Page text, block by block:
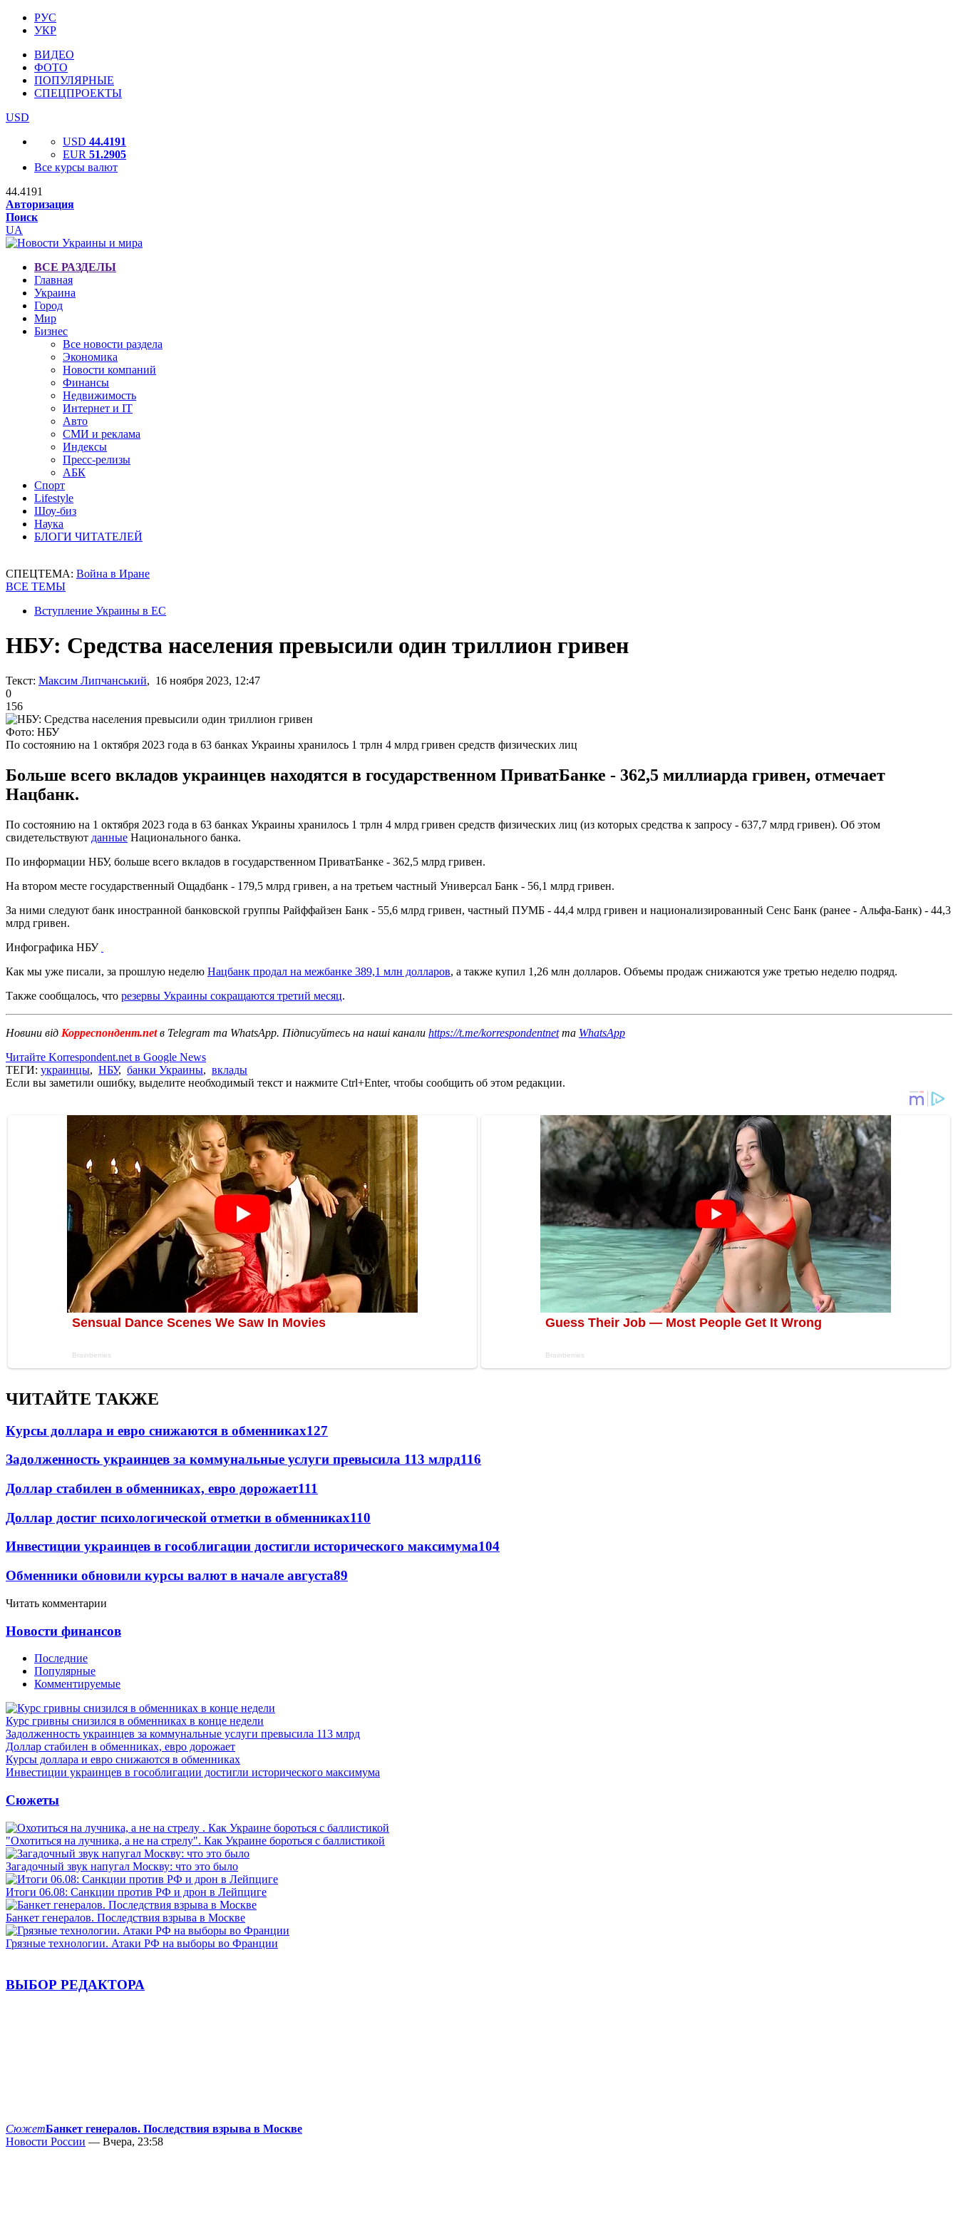
РУС
УКР
ВИДЕО
ФОТО
ПОПУЛЯРНЫЕ
СПЕЦПРОЕКТЫ
USD
USD 44.4191
EUR 51.2905
Все курсы валют
44.4191
Авторизация
Поиск
UA
ВСЕ РАЗДЕЛЫ
Главная
Украина
Город
Мир
Бизнес
Все новости раздела
Экономика
Новости компаний
Финансы
Недвижимость
Интернет и IT
Авто
СМИ и реклама
Индексы
Пресс-релизы
АБК
Спорт
Lifestyle
Шоу-биз
Наука
БЛОГИ ЧИТАТЕЛЕЙ
СПЕЦТЕМА: Война в Иране
ВСЕ ТЕМЫ
Вступление Украины в ЕС
НБУ: Средства населения превысили один триллион гривен
Текст: Максим Липчанський, 16 ноября 2023, 12:47
0
156
Фото: НБУ
По состоянию на 1 октября 2023 года в 63 банках Украины хранилось 1 трлн 4 млрд гривен средств физических лиц
Больше всего вкладов украинцев находятся в государственном ПриватБанке - 362,5 миллиарда гривен, отмечает
Нацбанк.
По состоянию на 1 октября 2023 года в 63 банках Украины хранилось 1 трлн 4 млрд гривен средств физических лиц (из которых средства к запросу - 637,7 млрд гривен). Об этом
свидетельствуют данные Национального банка.
По информации НБУ, больше всего вкладов в государственном ПриватБанке - 362,5 млрд гривен.
На втором месте государственный Ощадбанк - 179,5 млрд гривен, а на третьем частный Универсал Банк - 56,1 млрд гривен.
За ними следуют банк иностранной банковской группы Райффайзен Банк - 55,6 млрд гривен, частный ПУМБ - 44,4 млрд гривен и национализированный Сенс Банк (ранее - Альфа-Банк) - 44,3
млрд гривен.
Инфографика НБУ
Как мы уже писали, за прошлую неделю Нацбанк продал на межбанке 389,1 млн долларов, а также купил 1,26 млн долларов. Объемы продаж снижаются уже третью неделю подряд.
Также сообщалось, что резервы Украины сокращаются третий месяц.
Новини від Корреспондент.netв Telegram та WhatsApp. Підписуйтесь на наші канали https://t.me/korrespondentnetта WhatsApp
Читайте Korrespondent.net в Google News
ТЕГИ: украинцы, НБУ, банки Украины, вклады
Если вы заметили ошибку, выделите необходимый текст и нажмите Ctrl+Enter, чтобы сообщить об этом редакции.
ЧИТАЙТЕ ТАКЖЕ
Курсы доллара и евро снижаются в обменниках127
Задолженность украинцев за коммунальные услуги превысила 113 млрд116
Доллар стабилен в обменниках, евро дорожает111
Доллар достиг психологической отметки в обменниках110
Инвестиции украинцев в гособлигации достигли исторического максимума104
Обменники обновили курсы валют в начале августа89
Читать комментарии
Новости финансов
Последние
Популярные
Комментируемые
Курс гривны снизился в обменниках в конце недели
Задолженность украинцев за коммунальные услуги превысила 113 млрд
Доллар стабилен в обменниках, евро дорожает
Курсы доллара и евро снижаются в обменниках
Инвестиции украинцев в гособлигации достигли исторического максимума
Сюжеты
"Охотиться на лучника, а не на стрелу". Как Украине бороться с баллистикой
Загадочный звук напугал Москву: что это было
Итоги 06.08: Санкции против РФ и дрон в Лейпциге
Банкет генералов. Последствия взрыва в Москве
Грязные технологии. Атаки РФ на выборы во Франции
ВЫБОР РЕДАКТОРА
СюжетБанкет генералов. Последствия взрыва в Москве
Новости России — Вчера, 23:58